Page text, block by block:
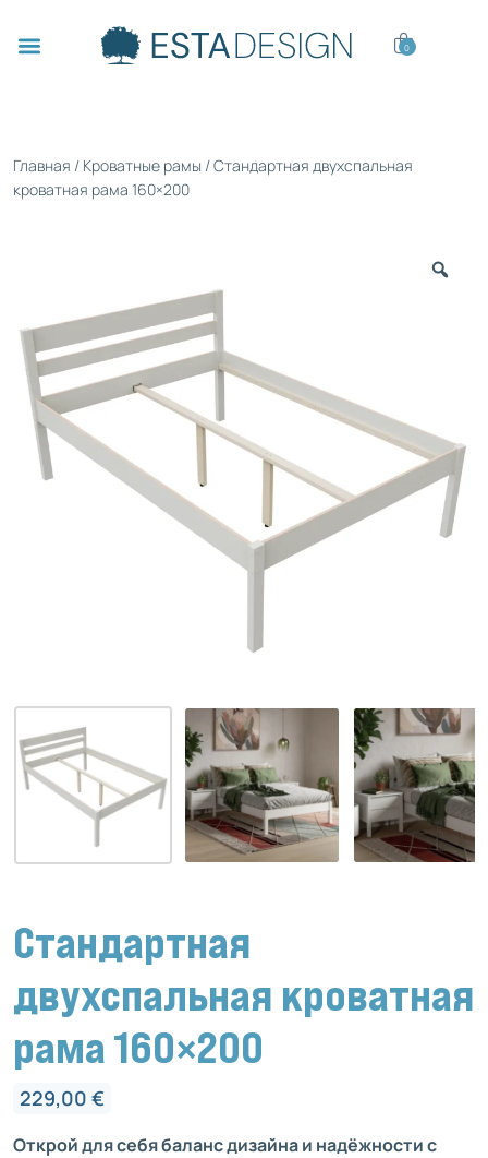
0
Главная / Кроватные рамы / Стандартная двухспальная
кроватная рама 160×200
Стандартная
двухспальная кроватная
рама 160×200
229,00 €
Открой для себя баланс дизайна и надёжности с